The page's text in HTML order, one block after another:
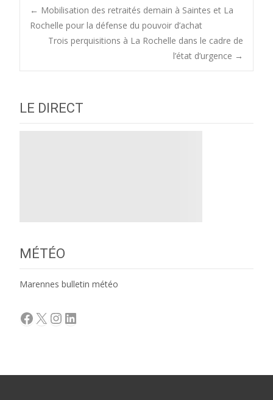
Post
navigation
← Mobilisation des retraités demain à Saintes et La
Rochelle pour la défense du pouvoir d’achat
Trois perquisitions à La Rochelle dans le cadre de
l’état d’urgence →
LE DIRECT
MÉTÉO
Marennes bulletin météo
Facebook
X Instagram
LinkedIn